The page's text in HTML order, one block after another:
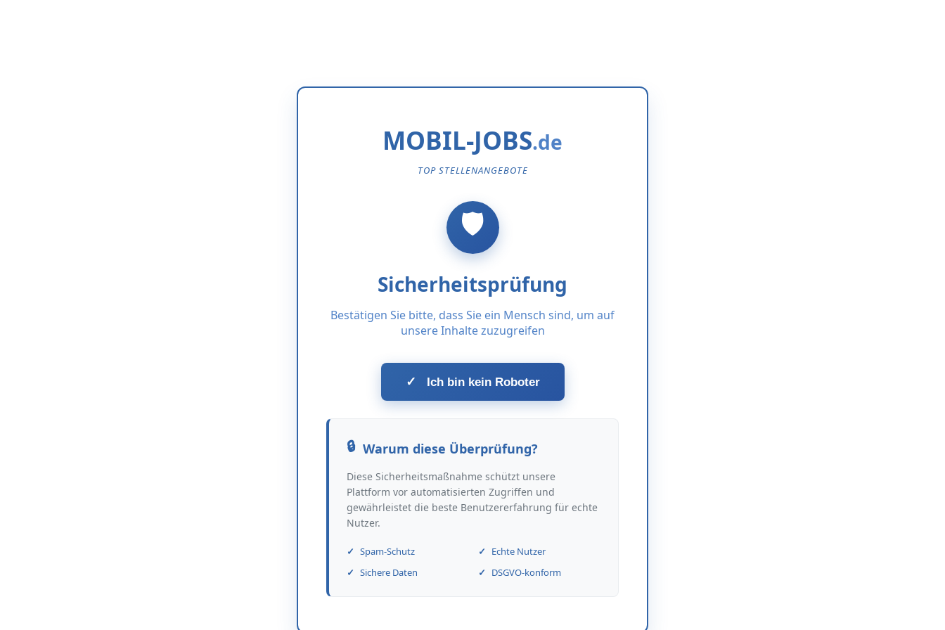
MOBIL-JOBS
TOP STELLENANGEBOTE
Sicherheitsprüfung
Bestätigen Sie bitte, dass Sie ein Mensch sind, um auf
unsere Inhalte zuzugreifen
✓ Ich bin kein Roboter
Warum diese Überprüfung?
Diese Sicherheitsmaßnahme schützt unsere
Plattform vor automatisierten Zugriffen und
gewährleistet die beste Benutzererfahrung für echte
Nutzer.
Spam-Schutz
Echte Nutzer
Sichere Daten
DSGVO-konform